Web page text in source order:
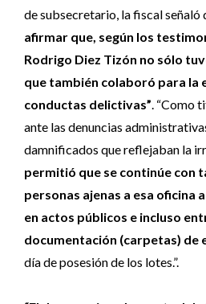
de subsecretario, la fiscal señaló
afirmar que, según los
Rodrigo Diez Tizón no sólo
que también colaboró para la
conductas delictivas”. “Como
ante las denuncias
damnificados que reflejaban la
permitió que se continúe con
personas ajenas a esa oficina
en actos públicos e incluso
documentación (carpetas) de
día de posesión de los lotes.”.